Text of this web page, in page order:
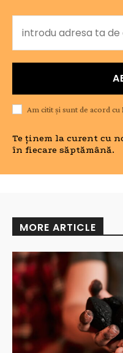
Am citit și sunt de acord cu
Te ținem la curent cu
în fiecare săptămână.
MORE ARTICLE